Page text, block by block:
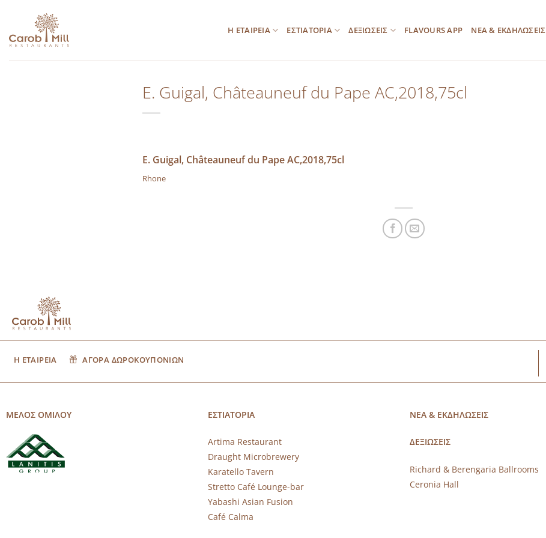
περιεχόμενο
Η ΕΤΑΙΡΕΙΑ ΕΣΤΙΑΤΟΡΙΑ ΔΕΞΙΩΣΕΙΣ FLAVOURS APP ΝΕΑ & ΕΚΔΗΛΩΣΕΙΣ
E. Guigal, Châteauneuf du Pape AC,2018,75cl
E. Guigal, Châteauneuf du Pape AC,2018,75cl
Rhone
Η ΕΤΑΙΡΕΙΑ ΑΓΟΡΑ ΔΩΡΟΚΟΥΠΟΝΙΩΝ
ΜΕΛΟΣ ΟΜΙΛΟΥ ΕΣΤΙΑΤΟΡΙΑ
Artima Restaurant
Draught Microbrewery
Karatello Tavern
Stretto Café Lounge-bar
Yabashi Asian Fusion
Café Calma
ΝΕΑ & ΕΚΔΗΛΩΣΕΙΣ
ΔΕΞΙΩΣΕΙΣ
Richard & Berengaria Ballrooms
Ceronia Hall